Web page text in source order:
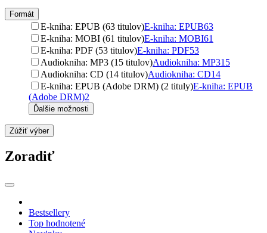
Formát
E-kniha: EPUB (63 titulov)E-kniha: EPUB63
E-kniha: MOBI (61 titulov)E-kniha: MOBI61
E-kniha: PDF (53 titulov)E-kniha: PDF53
Audiokniha: MP3 (15 titulov)Audiokniha: MP315
Audiokniha: CD (14 titulov)Audiokniha: CD14
E-kniha: EPUB (Adobe DRM) (2 tituly)E-kniha: EPUB
(Adobe DRM)2
Ďalšie možnosti
Zúžiť výber
Zoradiť
Bestsellery
Top hodnotené